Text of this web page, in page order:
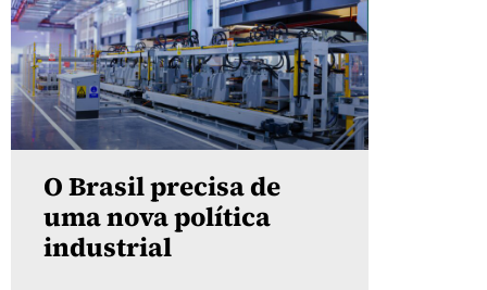
O Brasil precisa de
uma nova política
industrial